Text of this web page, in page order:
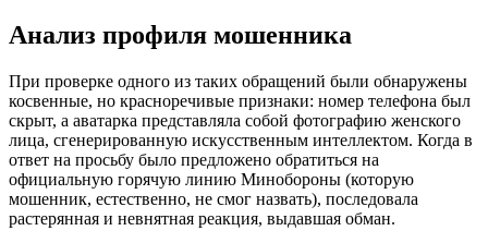
Анализ профиля мошенника
При проверке одного из таких обращений были обнаружены
косвенные, но красноречивые признаки: номер телефона был
скрыт, а аватарка представляла собой фотографию женского
лица, сгенерированную искусственным интеллектом. Когда в
ответ на просьбу было предложено обратиться на
официальную горячую линию Минобороны (которую
мошенник, естественно, не смог назвать), последовала
растерянная и невнятная реакция, выдавшая обман.